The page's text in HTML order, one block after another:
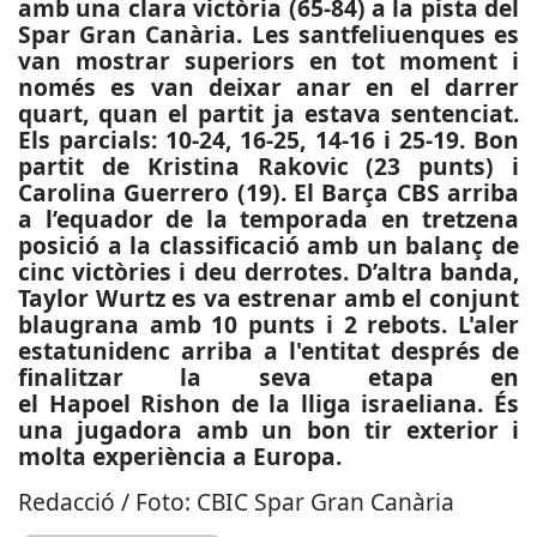
amb una clara victòria (65-84) a la pista del
Spar Gran Canària. Les santfeliuenques es
van mostrar superiors en tot moment i
només es van deixar anar en el darrer
quart, quan el partit ja estava sentenciat.
Els parcials: 10-24, 16-25, 14-16 i 25-19. Bon
partit de Kristina Rakovic (23 punts) i
Carolina Guerrero (19). El Barça CBS arriba
a l’equador de la temporada en tretzena
posició a la classificació amb un balanç de
cinc victòries i deu derrotes. D’altra banda,
Taylor Wurtz es va estrenar amb el conjunt
blaugrana amb 10 punts i 2 rebots. L'aler
estatunidenc arriba a l'entitat després de
finalitzar la seva etapa en
el Hapoel Rishon de la lliga israeliana. És
una jugadora amb un bon tir exterior i
molta experiència a Europa.
Redacció / Foto: CBIC Spar Gran Canària